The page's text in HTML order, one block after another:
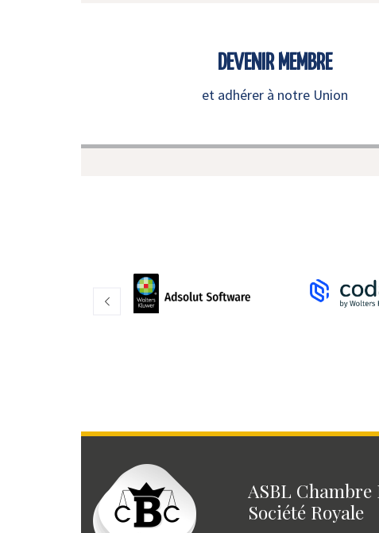
DEVENIR MEMBRE
et adhérer à notre Union
ASBL
Société Royale